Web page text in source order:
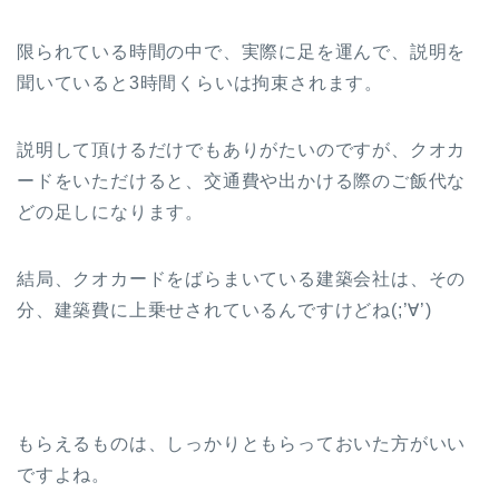
限られている時間の中で、実際に足を運んで、説明を
聞いていると3時間くらいは拘束されます。
説明して頂けるだけでもありがたいのですが、クオカ
ードをいただけると、交通費や出かける際のご飯代な
どの足しになります。
結局、クオカードをばらまいている建築会社は、その
分、建築費に上乗せされているんですけどね(;’∀’)
もらえるものは、しっかりともらっておいた方がいい
ですよね。